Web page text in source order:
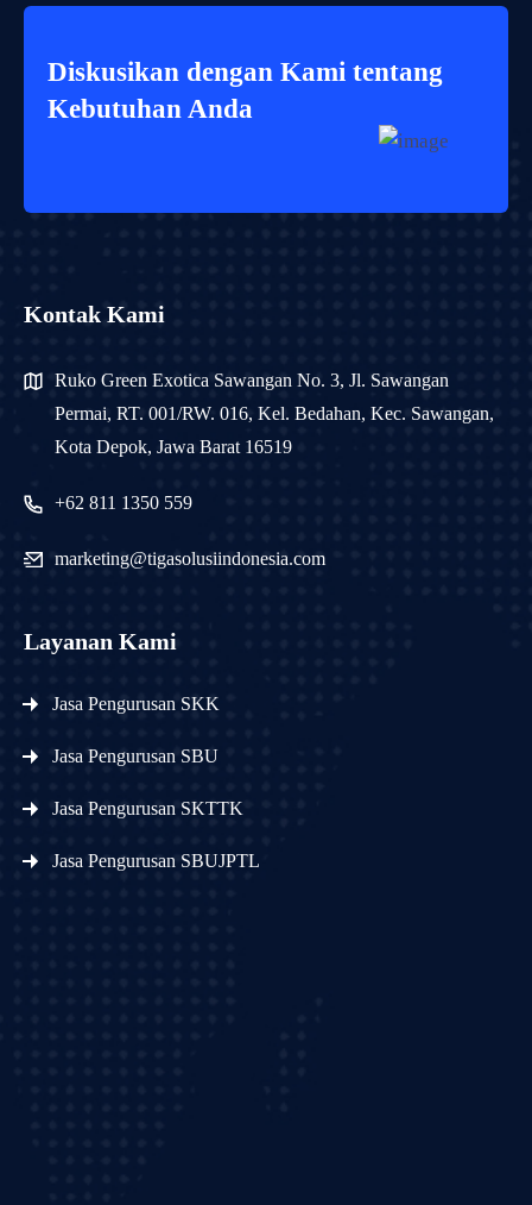
Diskusikan dengan Kami tentang
Kebutuhan Anda
Kontak Kami
Ruko Green Exotica Sawangan No. 3, Jl. Sawangan
Permai, RT. 001/RW. 016, Kel. Bedahan, Kec. Sawangan,
Kota Depok, Jawa Barat 16519
+62 811 1350 559
marketing@tigasolusiindonesia.com
Layanan Kami
Jasa Pengurusan SKK
Jasa Pengurusan SBU
Jasa Pengurusan SKTTK
Jasa Pengurusan SBUJPTL